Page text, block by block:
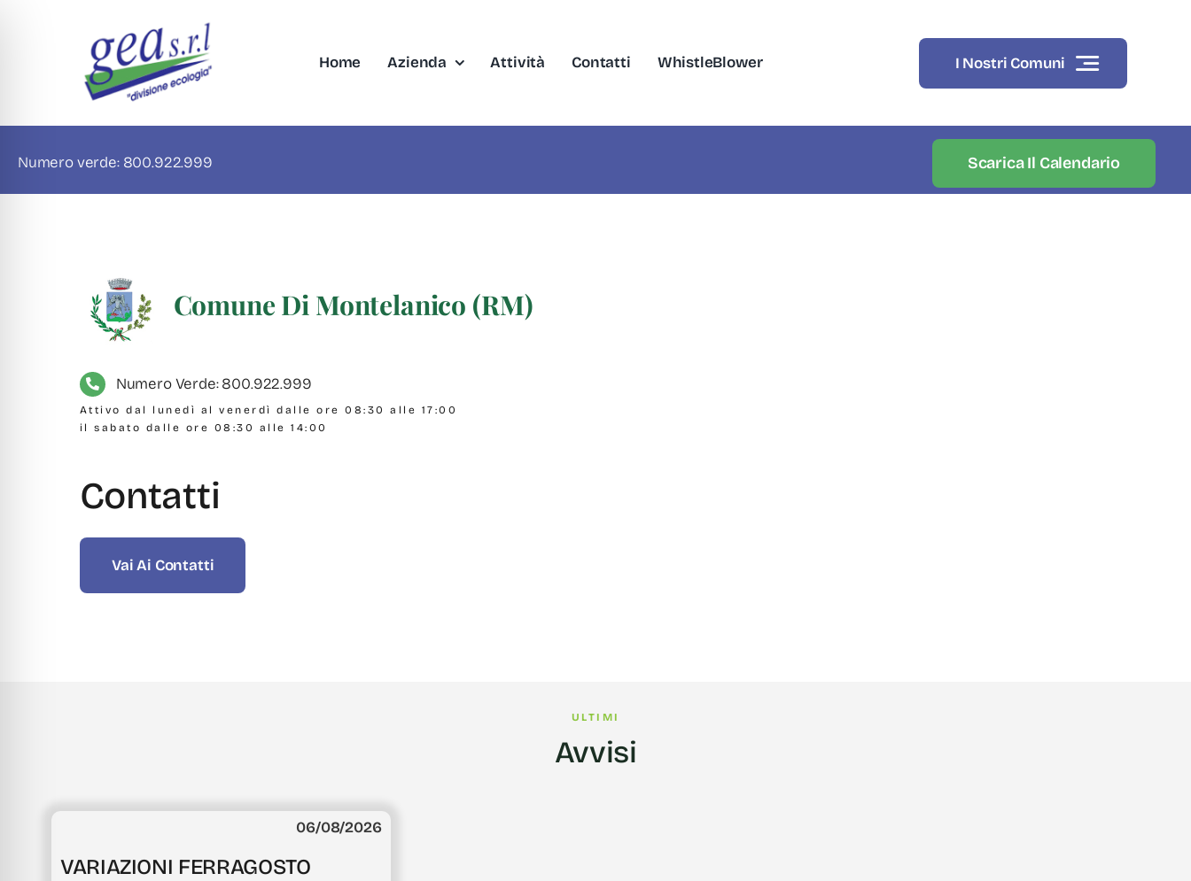
Home Azienda Attività Contatti WhistleBlower I Nostri Comuni
Numero verde: 800.922.999 Scarica Il Calendario
Comune Di Montelanico (RM)
Numero Verde: 800.922.999
Attivo dal lunedì al venerdì dalle ore 08:30 alle 17:00
il sabato dalle ore 08:30 alle 14:00
Contatti
Vai Ai Contatti
ULTIMI
Avvisi
06/08/2026
VARIAZIONI FERRAGOSTO